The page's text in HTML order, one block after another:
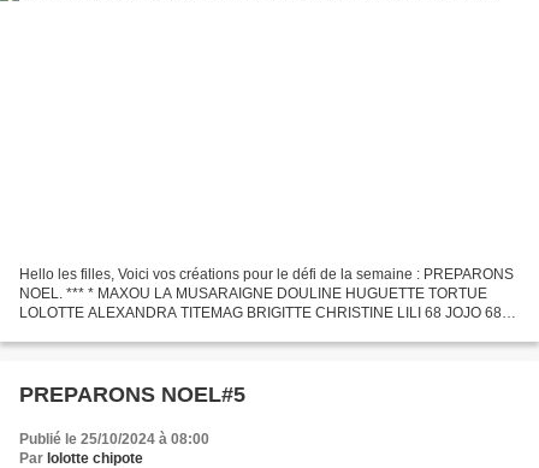
Hello les filles, Voici vos créations pour le défi de la semaine : PREPARONS
NOEL. *** * MAXOU LA MUSARAIGNE DOULINE HUGUETTE TORTUE
LOLOTTE ALEXANDRA TITEMAG BRIGITTE CHRISTINE LILI 68 JOJO 68
PREPARONS NOEL#5
Publié le 25/10/2024 à 08:00
Par lolotte chipote